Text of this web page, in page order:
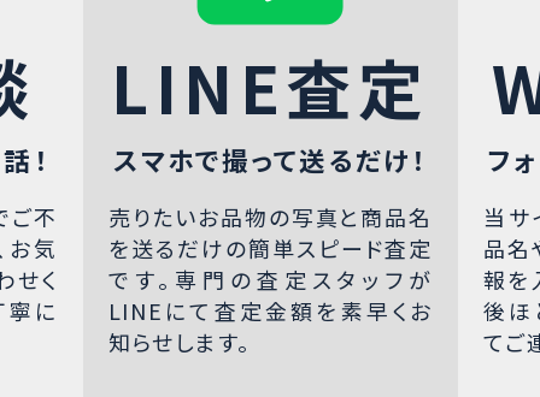
！
ご不
お気
せく
寧に
LINE査定
スマホで撮って送るだけ！
売りたいお品物の写真と商品名
を送るだけの簡単スピード査定
です。専門の査定スタッフが
LINEにて査定金額を素早くお
知らせします。
フ
当サ
品名
報を
後ほ
てご